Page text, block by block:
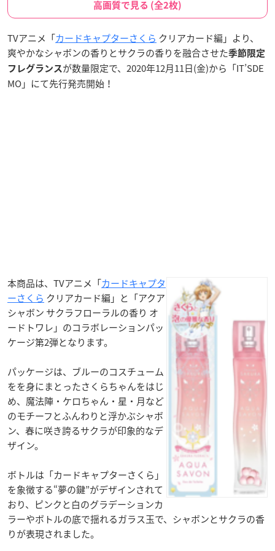
高画質で見る (全2枚)
TVアニメ「カードキャプターさくら クリアカード編」より、
爽やかなシャボンの香りとサクラの香りを融合させた季節限定
フレグランス が数量限定で、2020年12月11日(金)から「IT’SDE
MO」にて先行発売開始！
本商品は、TVアニメ「カードキャプタ
ーさくら クリアカード編」と「アクア
シャボン サクラフローラルの香り オ
ードトワレ」のコラボレーションパッ
ケージ第2弾となります。
パッケージは、ブルーのコスチューム
をを身にまとったさくらちゃんをはじ
め、魔法陣・ケロちゃん・星・月など
のモチーフとふんわりと浮かぶシャボ
ン、春に咲き誇るサクラが印象的なデ
ザイン。
ボトルは「カードキャプターさくら」
を象徴する“夢の鍵”がデザインされて
おり、ピンクと白のグラデーションカ
ラーやボトルの底で揺れるガラス玉で、シャボンとサクラの香
りが表現されました。